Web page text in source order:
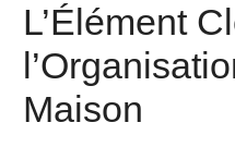
L’Élément
Maison